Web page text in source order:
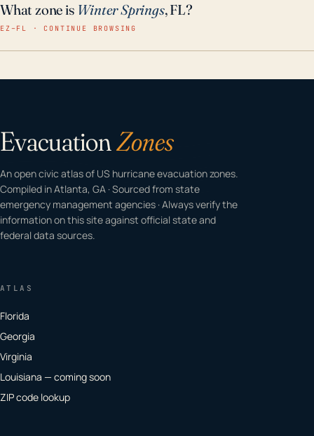
What zone is Winter Springs, FL?
EZ–FL · CONTINUE BROWSING
EvacuationZones
An open civic atlas of US hurricane evacuation zones.
Compiled in Atlanta, GA · Sourced from state
emergency management agencies · Always verify the
information on this site against official state and
federal data sources.
ATLAS
Florida
Georgia
Virginia
Louisiana — coming soon
ZIP code lookup